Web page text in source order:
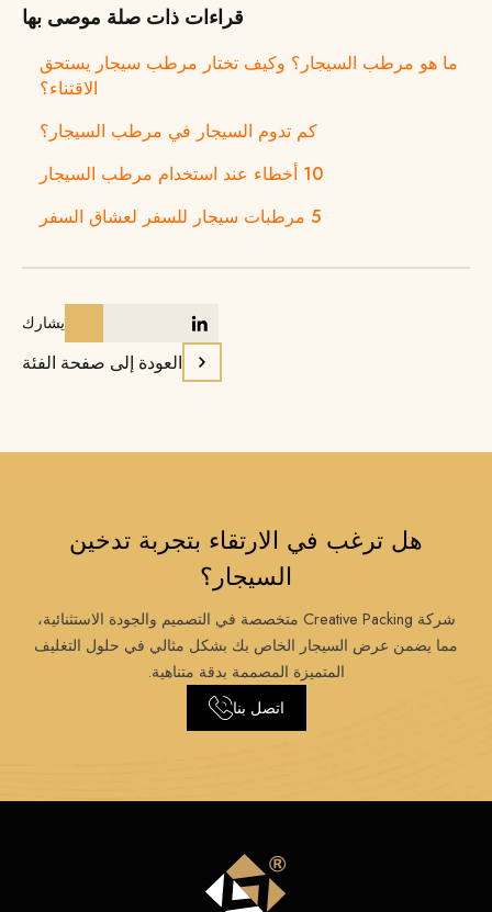
قراءات ذات صلة موصى بها
ما هو مرطب السيجار؟ وكيف تختار مرطب سيجار يستحق
الاقتناء؟
كم تدوم السيجار في مرطب السيجار؟
10 أخطاء عند استخدام مرطب السيجار
5 مرطبات سيجار للسفر لعشاق السفر
يشارك
العودة إلى صفحة الفئة
هل ترغب في الارتقاء بتجربة تدخين
السيجار؟
شركة Creative Packing متخصصة في التصميم والجودة الاستثنائية،
مما يضمن عرض السيجار الخاص بك بشكل مثالي في حلول التغليف
المتميزة المصممة بدقة متناهية.
اتصل بنا